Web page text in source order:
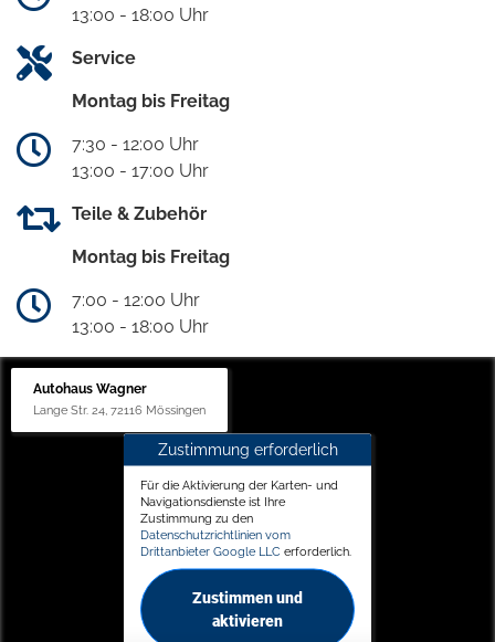
13:00 - 18:00 Uhr
Service
Montag bis Freitag
7:30 - 12:00 Uhr
13:00 - 17:00 Uhr
Teile & Zubehör
Montag bis Freitag
7:00 - 12:00 Uhr
13:00 - 18:00 Uhr
Autohaus Wagner
Lange Str. 24, 72116 Mössingen
Zustimmung erforderlich
Für die Aktivierung der Karten- und
Navigationsdienste ist Ihre
Zustimmung zu den
Datenschutzrichtlinien vom
Drittanbieter Google LLC erforderlich.
Zustimmen und
aktivieren